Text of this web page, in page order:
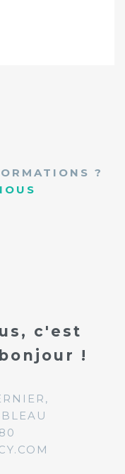
?
c'est
!